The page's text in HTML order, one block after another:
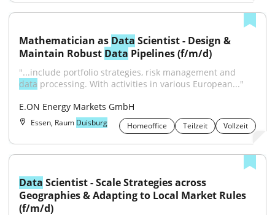
Mathematician as Data Scientist - Design &
Maintain Robust Data Pipelines (f/m/d)
data processing. With activities in various European..."
E.ON Energy Markets GmbH
Essen, Raum Duisburg Homeoffice Teilzeit Vollzeit
Data Scientist - Scale Strategies across
Geographies & Adapting to Local Market Rules
(f/m/d)